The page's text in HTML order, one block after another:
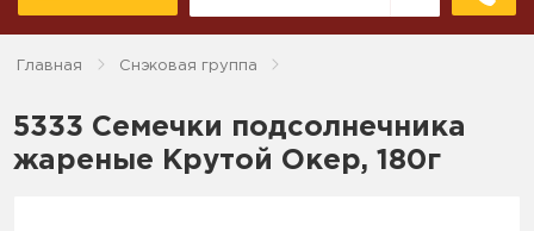
Главная Снэковая группа
5333 Семечки подсолнечника
жареные Крутой Окер, 180г